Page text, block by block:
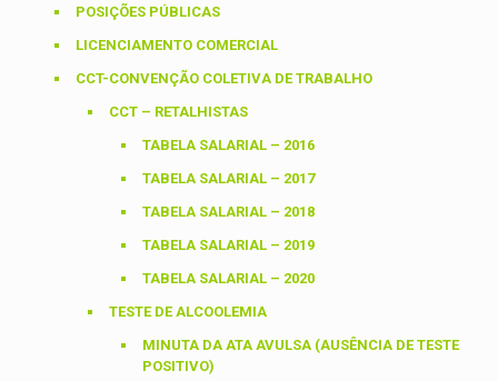
POSIÇÕES PÚBLICAS
LICENCIAMENTO COMERCIAL
CCT-CONVENÇÃO COLETIVA DE TRABALHO
CCT – RETALHISTAS
TABELA SALARIAL – 2016
TABELA SALARIAL – 2017
TABELA SALARIAL – 2018
TABELA SALARIAL – 2019
TABELA SALARIAL – 2020
TESTE DE ALCOOLEMIA
MINUTA DA ATA AVULSA (AUSÊNCIA DE TESTE
POSITIVO)